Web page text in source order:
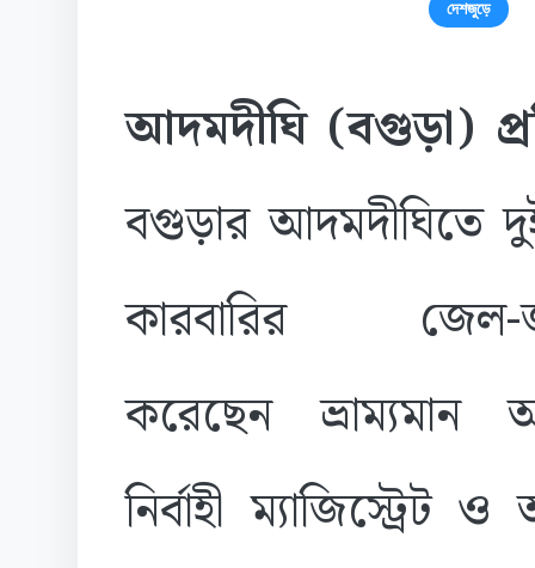
দেশজুড়ে
আদমদীঘি (বগুড়া)
বগুড়ার আদমদীঘিতে
কারবারির জেল-
করেছেন ভ্রাম্যমান
নির্বাহী